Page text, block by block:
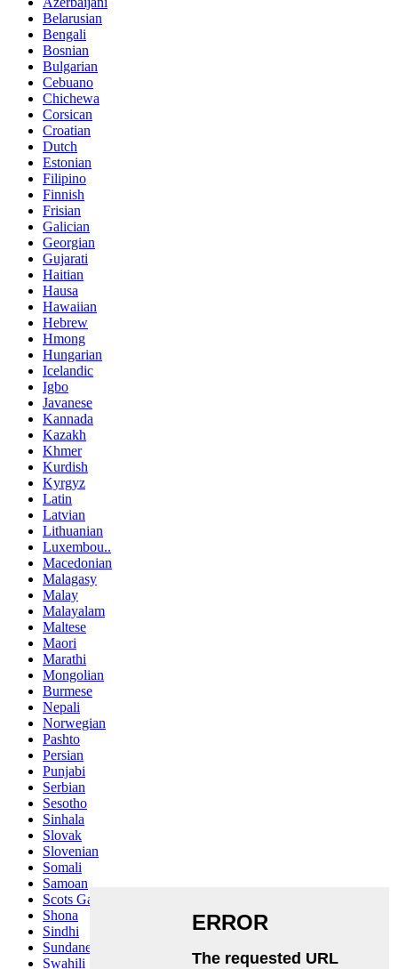
Belarusian
Bengali
Bosnian
Bulgarian
Cebuano
Chichewa
Corsican
Croatian
Dutch
Estonian
Filipino
Finnish
Frisian
Galician
Georgian
Gujarati
Haitian
Hausa
Hawaiian
Hebrew
Hmong
Hungarian
Icelandic
Igbo
Javanese
Kannada
Kazakh
Khmer
Kurdish
Kyrgyz
Latin
Latvian
Lithuanian
Luxembou..
Macedonian
Malagasy
Malay
Malayalam
Maltese
Maori
Marathi
Mongolian
Burmese
Nepali
Norwegian
Pashto
Persian
Punjabi
Serbian
Sesotho
Sinhala
Slovak
Slovenian
Somali
Samoan
Scots Gaelic
Shona
Sindhi
Sundanese
Swahili